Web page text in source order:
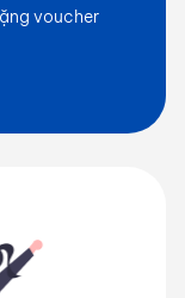
voucher